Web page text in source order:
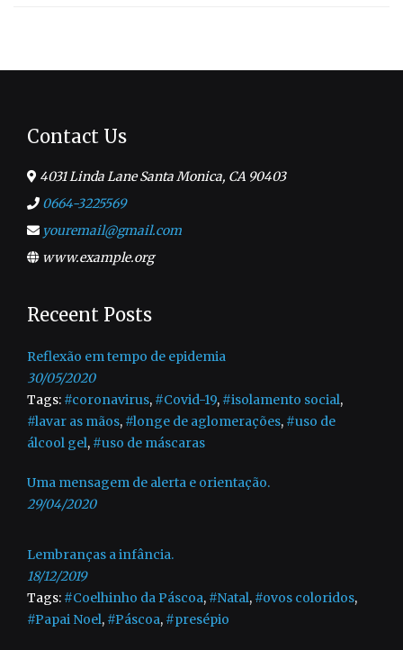
Contact Us
4031 Linda Lane Santa Monica, CA 90403
0664-3225569
youremail@gmail.com
www.example.org
Receent Posts
Reflexão em tempo de epidemia
30/05/2020
Tags: #coronavirus, #Covid-19, #isolamento social,
#lavar as mãos, #longe de aglomerações, #uso de
álcool gel, #uso de máscaras
Uma mensagem de alerta e orientação.
29/04/2020
Lembranças a infância.
18/12/2019
Tags: #Coelhinho da Páscoa, #Natal, #ovos coloridos,
#Papai Noel, #Páscoa, #presépio